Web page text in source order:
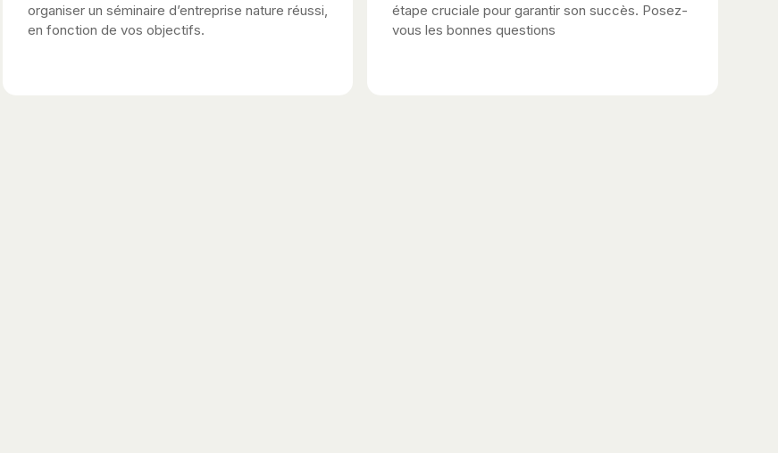
organiser un séminaire d’entreprise nature réussi,
en fonction de vos objectifs.
étape cruciale pour garantir son succès. Posez-
vous les bonnes questions